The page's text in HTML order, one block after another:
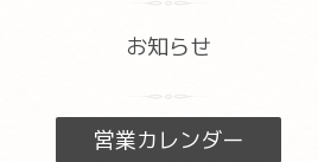
お知らせ
営業カレンダー